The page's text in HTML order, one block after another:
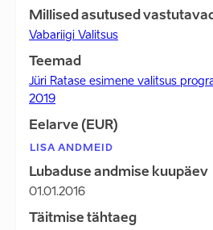
Millised asutused
Vabariigi Valitsus
Teemad
Jüri Ratase esimene valitsus
2019
Eelarve (EUR)
LISA ANDMEID
Lubaduse andmise kuupäev
01.01.2016
Täitmise tähtaeg